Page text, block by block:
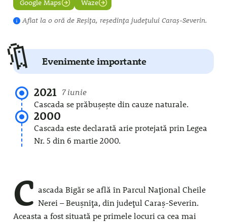
Google Maps
Waze
Aflat la o orăde Reșița, reședința județului Caraș-Severin.
Evenimente importante
2021 7 iunie
Cascada se prăbușește din cauze naturale.
2000
Cascada este declarată arie protejată prin Legea
Nr. 5 din 6 martie 2000.
C ascada Bigăr se află în Parcul Național Cheile
Nerei – Beușnița, din județul Caraș-Severin.
Aceasta a fost situată pe primele locuri ca cea mai